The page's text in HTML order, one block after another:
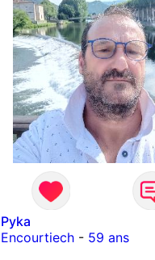
Pyka
Encourtiech - 59 ans